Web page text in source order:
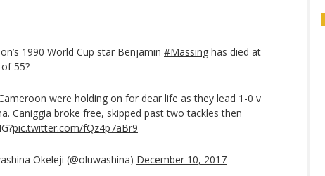
1990 World Cup star Benjamin #Massing has died at
55?
were holding on for dear life as they lead 1-0 v
Caniggia broke free, skipped past two tackles then
pic.twitter.com/fQz4p7aBr9
Okeleji (@oluwashina) December 10, 2017